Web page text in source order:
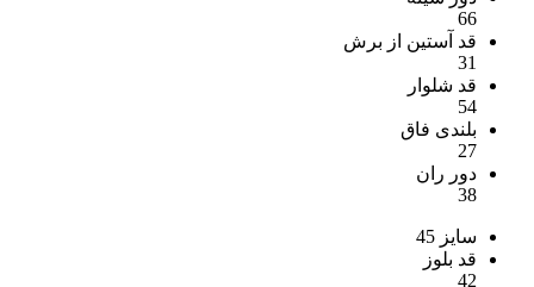
66
قد آستین از برش
31
قد شلوار
54
بلندی فاق
27
دور ران
38
سایز 45
قد بلوز
42